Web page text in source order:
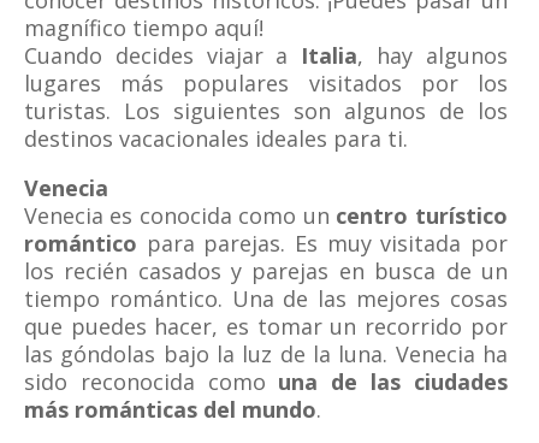
magnífico tiempo aquí!
Cuando decides viajar a Italia, hay algunos
lugares más populares visitados por los
turistas. Los siguientes son algunos de los
destinos vacacionales ideales para ti.
Venecia
Venecia es conocida como un centro turístico
romántico para parejas. Es muy visitada por
los recién casados y parejas en busca de un
tiempo romántico. Una de las mejores cosas
que puedes hacer, es tomar un recorrido por
las góndolas bajo la luz de la luna. Venecia ha
sido reconocida como una de las ciudades
más románticas del mundo.